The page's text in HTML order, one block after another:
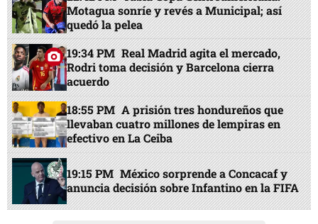
Motagua sonríe y revés a Municipal; así
quedó la pelea
19:34 PM Real Madrid agita el mercado,
Rodri toma decisión y Barcelona cierra
acuerdo
18:55 PM A prisión tres hondureños que
llevaban cuatro millones de lempiras en
efectivo en La Ceiba
19:15 PM México sorprende a Concacaf y
anuncia decisión sobre Infantino en la FIFA